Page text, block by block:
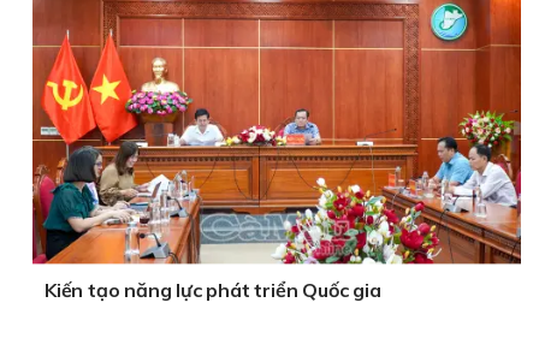
Kiến tạo năng lực phát triển Quốc gia